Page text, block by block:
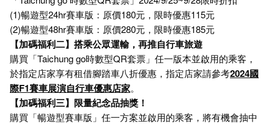
(1)暢遊型24hr賽車版：原價180元，限時優惠115元
(2)暢遊型48hr賽車版：原價280元，限時優惠185元
【加碼福利二】搭乘公眾運輸，再推自行車旅遊
購買「Taichung go時數型QR套票」任一版本並啟用的乘客，
於指定店家享有租借腳踏車八折優惠，指定店家請參考2024國
際F1賽車展演自行車優惠店家。
【加碼福利三】限量紀念品抽獎！
購買「暢遊型賽車版」任一方案並啟用的乘客，將有機會抽中